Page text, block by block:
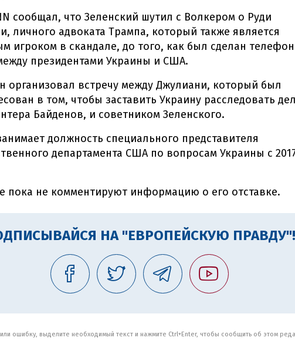
сообщал, что Зеленский шутил с Волкером о Руди
личного адвоката Трампа, который также является
игроком в скандале, до того, как был сделан
президентами Украины и США.
организовал встречу между Джулиани, который был
в том, чтобы заставить Украину расследовать
Байденов, и советником Зеленского.
должность специального представителя
департамента США по вопросам Украины с
пока не комментируют информацию о его отставке.
НА "ЕВРОПЕЙСКУЮ ПРАВДУ"!
ошибку, выделите необходимый текст и нажмите Ctrl+Enter, чтобы сообщить об этом